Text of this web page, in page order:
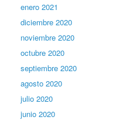
enero 2021
diciembre 2020
noviembre 2020
octubre 2020
septiembre 2020
agosto 2020
julio 2020
junio 2020